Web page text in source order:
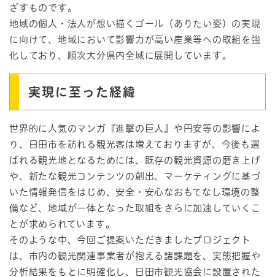
ざすものです。
地域の個人・法人が想い描くゴール（ありたい姿）の実現
に向けて、地域において影響力が高い産業等への取組を強
化しており、順次大分県内全域に展開しています。
実現に至った経緯
世界的に人気のマンガ『進撃の巨人』や円安等の影響によ
り、日田市を訪れる観光客は増えておりますが、今後も選
ばれる観光地となるためには、既存の観光資源の磨き上げ
や、新たな観光コンテンツの創出、マーケティングに基づ
いた情報発信をはじめ、安全・安心なおもてなし環境の整
備など、地域が一体となった取組をさらに加速していくこ
とが求められています。
そのような中、今回ご提案いただきましたプロジェクト
は、市内の観光関連事業者が抱える諸課題を、実態把握や
分析結果をもとに明確化し、日田市観光協会に設置された